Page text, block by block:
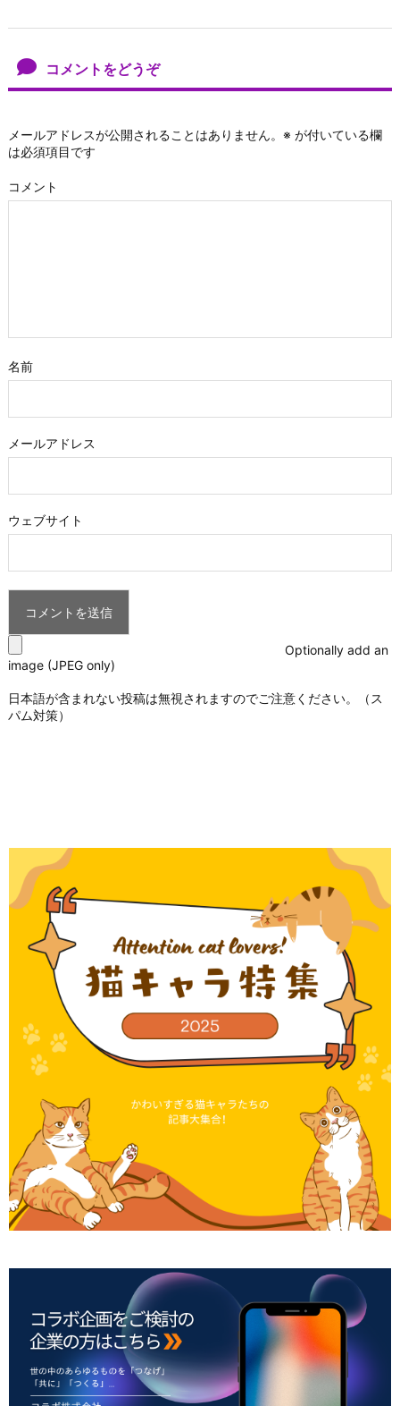
コメントをどうぞ
メールアドレスが公開されることはありません。 ※ が付いている欄
は必須項目です
コメント
名前
メールアドレス
ウェブサイト
Optionally add an
image (JPEG only)
日本語が含まれない投稿は無視されますのでご注意ください。（ス
パム対策）